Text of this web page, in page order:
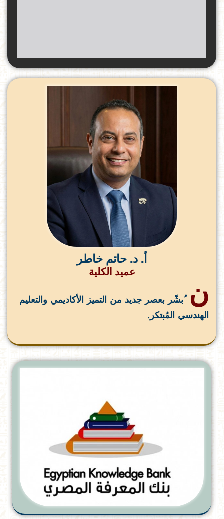
أ. د. حاتم خاطر
عميد الكلية
ن
ُبشّر بعصر جديد من التميز الأكاديمي والتعليم
الهندسي المُبتكر.